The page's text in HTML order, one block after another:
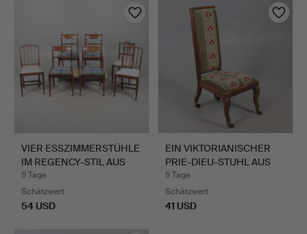
VIER ESSZIMMERSTÜHLE
IM REGENCY-STIL AUS
M…
5 Tage
Schätzwert
54 USD
EIN VIKTORIANISCHER
PRIE-DIEU-STUHL AUS
MA…
5 Tage
Schätzwert
41 USD